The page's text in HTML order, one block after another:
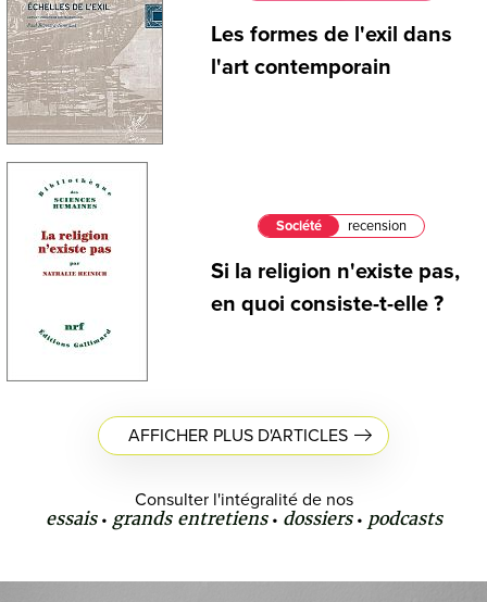
Les formes de l'exil dans
l'art contemporain
Société recension
Si la religion n'existe pas,
en quoi consiste-t-elle ?
AFFICHER PLUS D'ARTICLES
Consulter l'intégralité de nos
essais• grands entretiens• dossiers• podcasts